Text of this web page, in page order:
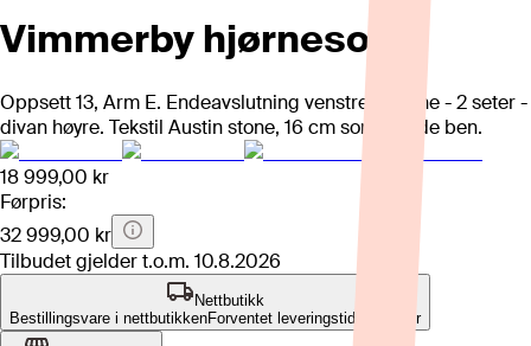
Vimmerby hjørnesofa
Oppsett 13, Arm E. Endeavslutning venstre - hjørne - 2 seter -
divan høyre. Tekstil Austin stone, 16 cm sorte runde ben.
18 999,00 kr
Førpris:
32 999,00 kr
Tilbudet gjelder t.o.m. 10.8.2026
Nettbutikk
Bestillingsvare i nettbutikkenForventet leveringstid: 4-8 uker